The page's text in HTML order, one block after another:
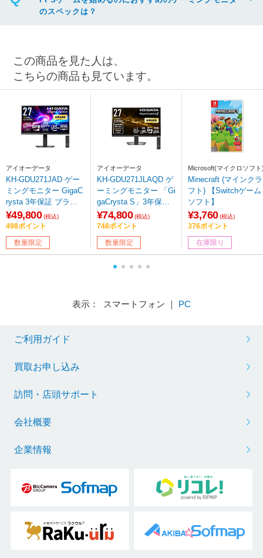
のスペックは？
この商品を見た人は、
こちらの商品も見ています。
アイオーデータ
KH-GDU271JAD ゲー
ミングモニター GigaC
rysta 3年保証 ブラッ
ク ［27型 /4K(3840×2
160） /ワイド /320H
z］
¥49,800 (税込)
498ポイント
数量限定
アイオーデータ
KH-GDU271JLAQD ゲ
ーミングモニター 「Gi
gaCrysta S」3年保証
ブラック ［27型 /4K(3
840×2160） /ワイド /3
60Hz］ 【sof001】
¥74,800 (税込)
748ポイント
数量限定
Microsoft(マイクロソフト
Minecraft (マインクラ
フト) 【Switchゲーム
ソフト】
¥3,760 (税込)
376ポイント
在庫限り
表示： スマートフォン ｜ PC
ご利用ガイド
買取お申し込み
訪問・店頭サポート
会社概要
企業情報